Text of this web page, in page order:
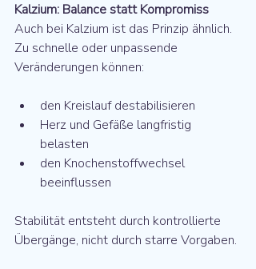
Kalzium: Balance statt Kompromiss
Auch bei Kalzium ist das Prinzip ähnlich.
Zu schnelle oder unpassende
Veränderungen können:
den Kreislauf destabilisieren
Herz und Gefäße langfristig
belasten
den Knochenstoffwechsel
beeinflussen
Stabilität entsteht durch kontrollierte
Übergänge, nicht durch starre Vorgaben.